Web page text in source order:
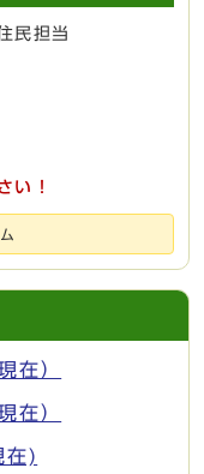
民担当
い！
在）
在）
在)